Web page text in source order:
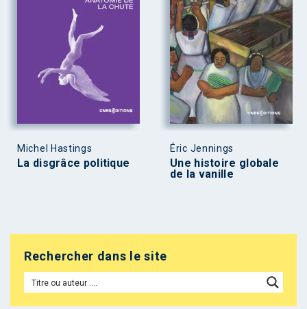
Michel Hastings
La disgrâce politique
Éric Jennings
Une histoire globale
de la vanille
Rechercher dans le site